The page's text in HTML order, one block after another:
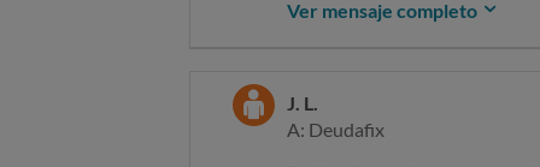
ofreciendo una revisión
Departamento de
Ver mensaje completo
J. L.
A: Deudafix